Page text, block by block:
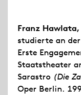
Franz Hawlata,
studierte an
Erste
Staatstheater
Sarastro (Die
Oper Berlin.